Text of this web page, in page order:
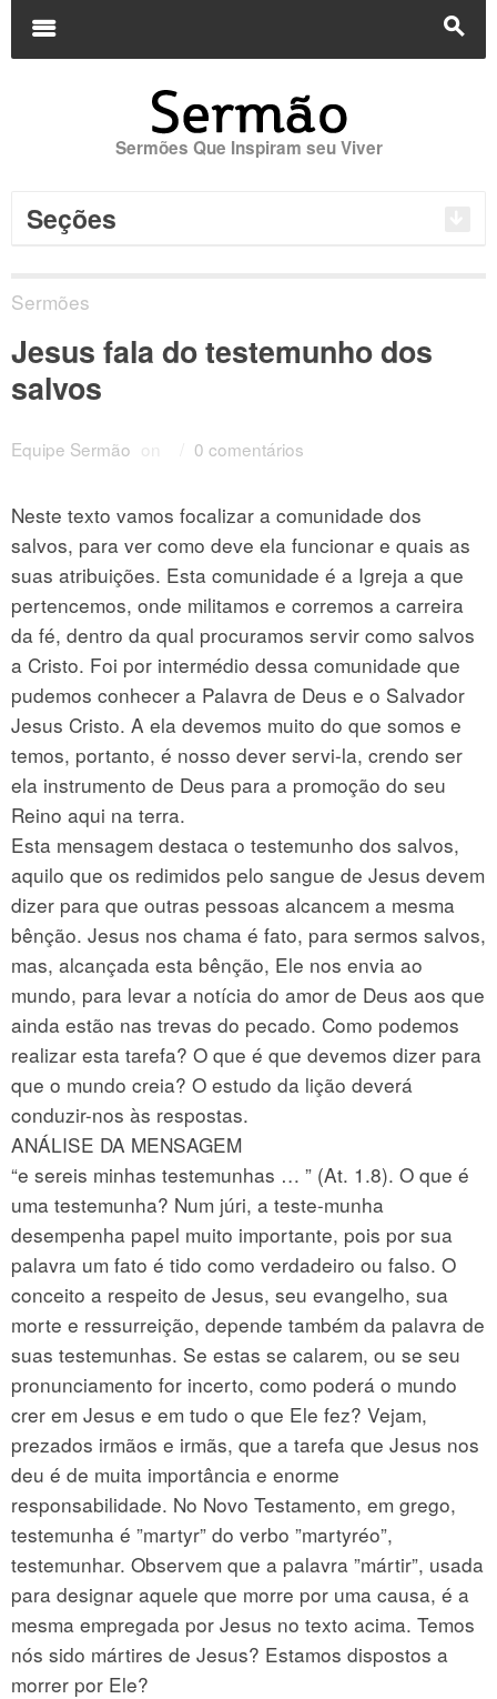
s
m
Sermões Que Inspiram seu Viver
Seções
Sermões
Jesus fala do testemunho dos
salvos
Equipe Sermão on 0 comentários
Neste texto vamos focalizar a comunidade dos
salvos, para ver como deve ela funcionar e quais as
suas atribuições. Esta comunidade é a Igreja a que
pertencemos, onde militamos e corremos a carreira
da fé, dentro da qual procuramos servir como salvos
a Cristo. Foi por intermédio dessa comunidade que
pudemos conhecer a Palavra de Deus e o Salvador
Jesus Cristo. A ela devemos muito do que somos e
temos, portanto, é nosso dever servi-la, crendo ser
ela instrumento de Deus para a promoção do seu
Reino aqui na terra.
Esta mensagem destaca o testemunho dos salvos,
aquilo que os redimidos pelo sangue de Jesus devem
dizer para que outras pessoas alcancem a mesma
bênção. Jesus nos chama é fato, para sermos salvos,
mas, alcançada esta bênção, Ele nos envia ao
mundo, para levar a notícia do amor de Deus aos que
ainda estão nas trevas do pecado. Como podemos
realizar esta tarefa? O que é que devemos dizer para
que o mundo creia? O estudo da lição deverá
conduzir-nos às respostas.
ANÁLISE DA MENSAGEM
“e sereis minhas testemunhas … ” (At. 1.8). O que é
uma testemunha? Num júri, a teste-munha
desempenha papel muito importante, pois por sua
palavra um fato é tido como verdadeiro ou falso. O
conceito a respeito de Jesus, seu evangelho, sua
morte e ressurreição, depende também da palavra de
suas testemunhas. Se estas se calarem, ou se seu
pronunciamento for incerto, como poderá o mundo
crer em Jesus e em tudo o que Ele fez? Vejam,
prezados irmãos e irmãs, que a tarefa que Jesus nos
deu é de muita importância e enorme
responsabilidade. No Novo Testamento, em grego,
testemunha é ”martyr” do verbo ”martyréo”,
testemunhar. Observem que a palavra ”mártir”, usada
para designar aquele que morre por uma causa, é a
mesma empregada por Jesus no texto acima. Temos
nós sido mártires de Jesus? Estamos dispostos a
morrer por Ele?